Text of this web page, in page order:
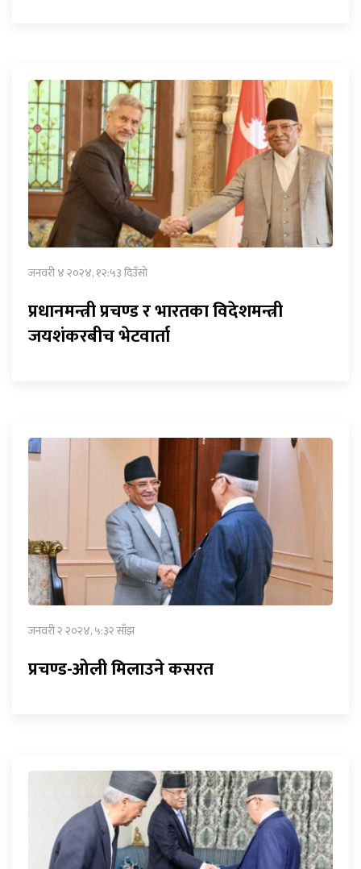
जनवरी ४ २०२४, १२:५३ दिउँसो
प्रधानमन्त्री प्रचण्ड र भारतका विदेशमन्त्री
जयशंकरबीच भेटवार्ता
जनवरी २ २०२४, ५:३२ साँझ
प्रचण्ड-ओली मिलाउने कसरत